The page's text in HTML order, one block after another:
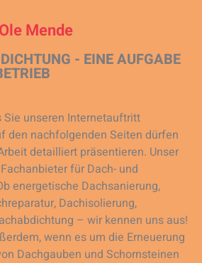
Mende
- EINE AUFGABE
Sie unseren Internetauftritt
den nachfolgenden Seiten dürfen
detailliert präsentieren. Unser
für Dach- und
energetische Dachsanierung,
Dachisolierung,
– wir kennen uns aus!
wenn es um die Erneuerung
Dachgauben und Schornsteinen